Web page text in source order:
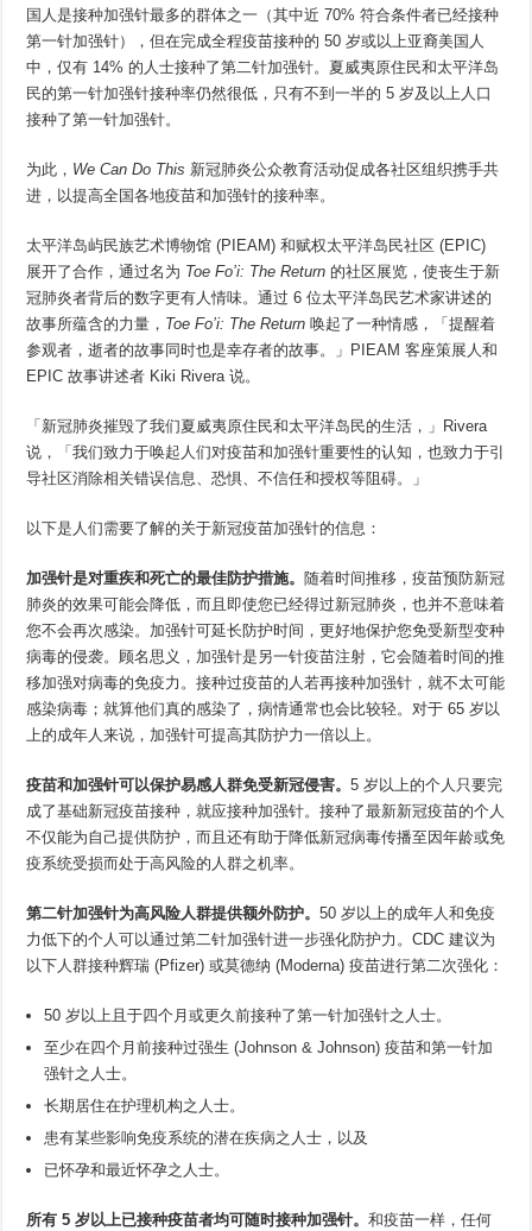
国人是接种加强针最多的群体之一（其中近 70% 符合条件者已经接种
第一针加强针），但在完成全程疫苗接种的 50 岁或以上亚裔美国人
中，仅有 14% 的人士接种了第二针加强针。夏威夷原住民和太平洋岛
民的第一针加强针接种率仍然很低，只有不到一半的 5 岁及以上人口
接种了第一针加强针。
为此， We Can Do This 新冠肺炎公众教育活动促成各社区组织携手共
进，以提高全国各地疫苗和加强针的接种率。
太平洋岛屿民族艺术博物馆 (PIEAM) 和赋权太平洋岛民社区 (EPIC)
展开了合作，通过名为 ToeFo’i: The Return 的社区展览，使丧生于新
冠肺炎者背后的数字更有人情味。通过 6 位太平洋岛民艺术家讲述的
故事所蕴含的力量， ToeFo’i: The Return 唤起了一种情感，「提醒着
参观者，逝者的故事同时也是幸存者的故事。」PIEAM 客座策展人和
EPIC 故事讲述者 Kiki Rivera 说。
「新冠肺炎摧毁了我们夏威夷原住民和太平洋岛民的生活，」Rivera
说，「我们致力于唤起人们对疫苗和加强针重要性的认知，也致力于引
导社区消除相关错误信息、恐惧、不信任和授权等阻碍。」
以下是人们需要了解的关于新冠疫苗加强针的信息：
加强针是对重疾和死亡的最佳防护措施。 随着时间推移，疫苗预防新冠
肺炎的效果可能会降低，而且即使您已经得过新冠肺炎，也并不意味着
您不会再次感染。加强针可延长防护时间，更好地保护您免受新型变种
病毒的侵袭。顾名思义，加强针是另一针疫苗注射，它会随着时间的推
移加强对病毒的免疫力。接种过疫苗的人若再接种加强针，就不太可能
感染病毒；就算他们真的感染了，病情通常也会比较轻。对于 65 岁以
上的成年人来说，加强针可提高其防护力一倍以上。
疫苗和加强针可以保护易感人群免受新冠侵害。5 岁以上的个人只要完
成了基础新冠疫苗接种，就应接种加强针。接种了最新新冠疫苗的个人
不仅能为自己提供防护，而且还有助于降低新冠病毒传播至因年龄或免
疫系统受损而处于高风险的人群之机率。
第二针加强针为高风险人群提供额外防护。50 岁以上的成年人和免疫
力低下的个人可以通过第二针加强针进一步强化防护力。CDC 建议为
以下人群接种辉瑞 (Pfizer) 或莫德纳 (Moderna) 疫苗进行第二次强化：
50 岁以上且于四个月或更久前接种了第一针加强针之人士。
至少在四个月前接种过强生 (Johnson & Johnson) 疫苗和第一针加
强针之人士。
长期居住在护理机构之人士。
患有某些影响免疫系统的潜在疾病之人士，以及
已怀孕和最近怀孕之人士。
所有 5岁以上已接种疫苗者均可随时接种加强针。和疫苗一样，任何